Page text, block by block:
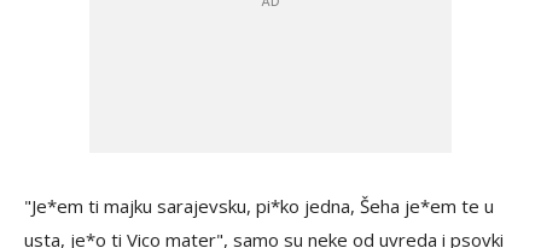
"Je*em ti majku sarajevsku, pi*ko jedna, Šeha je*em te u
usta, je*o ti Vico mater", samo su neke od uvreda i psovki